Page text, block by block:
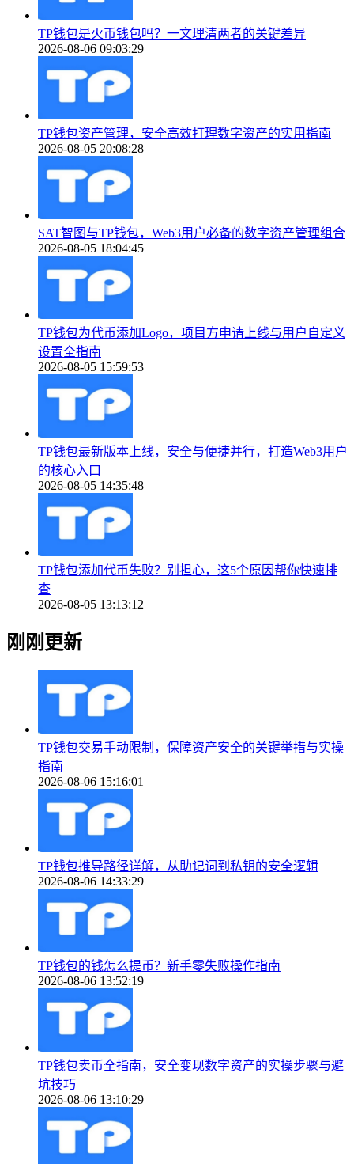
TP钱包是火币钱包吗？一文理清两者的关键差异
2026-08-06 09:03:29
TP钱包资产管理，安全高效打理数字资产的实用指南
2026-08-05 20:08:28
SAT智图与TP钱包，Web3用户必备的数字资产管理组合
2026-08-05 18:04:45
TP钱包为代币添加Logo，项目方申请上线与用户自定义
设置全指南
2026-08-05 15:59:53
TP钱包最新版本上线，安全与便捷并行，打造Web3用户
的核心入口
2026-08-05 14:35:48
TP钱包添加代币失败？别担心，这5个原因帮你快速排
查
2026-08-05 13:13:12
刚刚更新
TP钱包交易手动限制，保障资产安全的关键举措与实操
指南
2026-08-06 15:16:01
TP钱包推导路径详解，从助记词到私钥的安全逻辑
2026-08-06 14:33:29
TP钱包的钱怎么提币？新手零失败操作指南
2026-08-06 13:52:19
TP钱包卖币全指南，安全变现数字资产的实操步骤与避
坑技巧
2026-08-06 13:10:29